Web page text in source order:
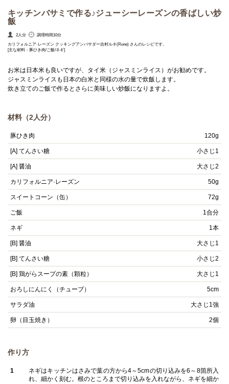
キッチンバサミで作る♪ジューシーレーズンの香ばしい炒
飯
2人分
調理時間10分
カリフォルニア·レーズン クッキングアンバサダー吉村ルネ(Rune) さんのレシピです。
[主な材料：豚ひき肉/ご飯/ネギ]
お米は日本米も良いですが、タイ米（ジャスミンライス）がお勧めです。
ジャスミンライスも日本の白米と同様の水の量で炊飯します。
炊き立てのご飯で作るとさらに美味しい炒飯になりますよ。
材料（2人分）
豚ひき肉 120g
[A] てんさい糖 小さじ1
[A] 醤油 大さじ2
カリフォルニア·レーズン 50g
スイートコーン（缶） 72g
ご飯 1合分
ネギ 1本
[B] 醤油 大さじ1
[B] てんさい糖 小さじ2
[B] 鶏がらスープの素（顆粒） 大さじ1
おろしにんにく（チューブ） 5cm
サラダ油 大さじ1強
卵（目玉焼き） 2個
作り方
1
ネギはキッチンはさみで葉の方から4～5cmの切り込みを6～8箇所入
れ、細かく刻む。根のところまで切り込みを入れながら、ネギを細か